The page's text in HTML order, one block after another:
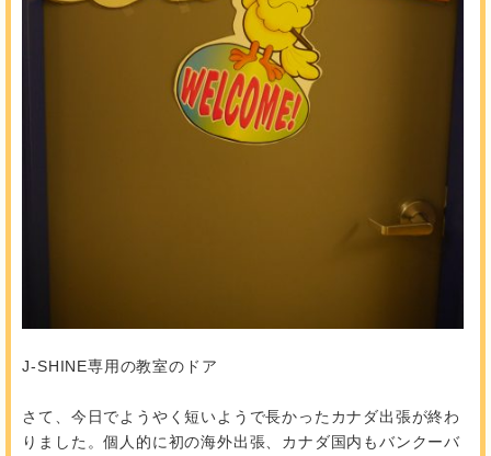
J-SHINE専用の教室のドア
さて、今日でようやく短いようで長かったカナダ出張が終わ
りました。個人的に初の海外出張、カナダ国内もバンクーバ